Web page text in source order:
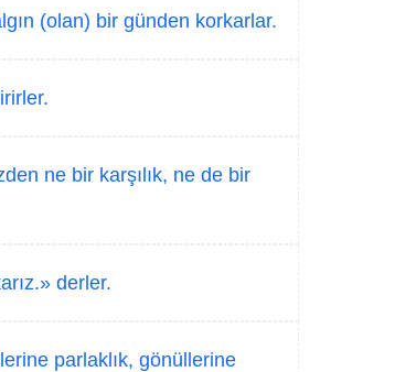
(olan) bir günden korkarlar.
ne bir karşılık, ne de bir
derler.
parlaklık, gönüllerine